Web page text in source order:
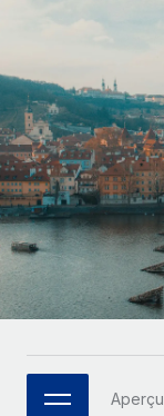
Sous-
Intégrez
Des
Connecter
Connectez
CROISSANCE
Des
paie des
Développez
mesure
Entreprise
Les RH à
Découvrez
APPRENDRE
Recherche et
Études de cas
Glossaire RH
Checklists et
Webinaires
Español
Italiano
Português
日本語
中文（简体）Aperçu